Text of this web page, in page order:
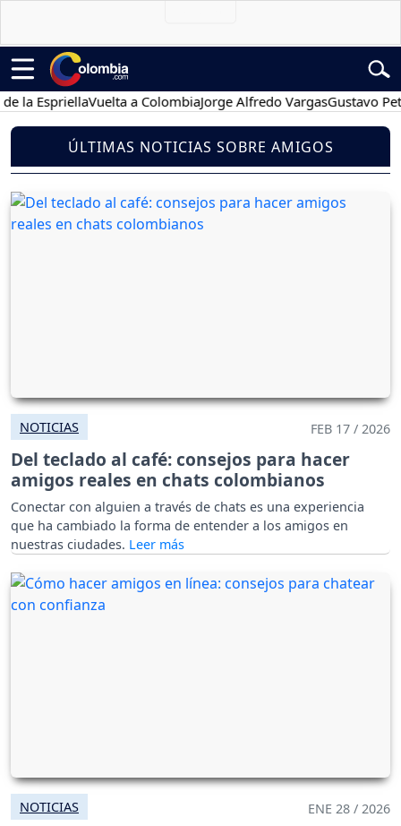
Vuelta a ColombiaJorge Alfredo VargasGustavo Petro
ÚLTIMAS NOTICIAS SOBRE AMIGOS
NOTICIAS FEB 17 / 2026
Del teclado al café: consejos para hacer
amigos reales en chats colombianos
Conectar con alguien a través de chats es una experiencia
que ha cambiado la forma de entender a los amigos en
nuestras ciudades.
NOTICIAS ENE 28 / 2026